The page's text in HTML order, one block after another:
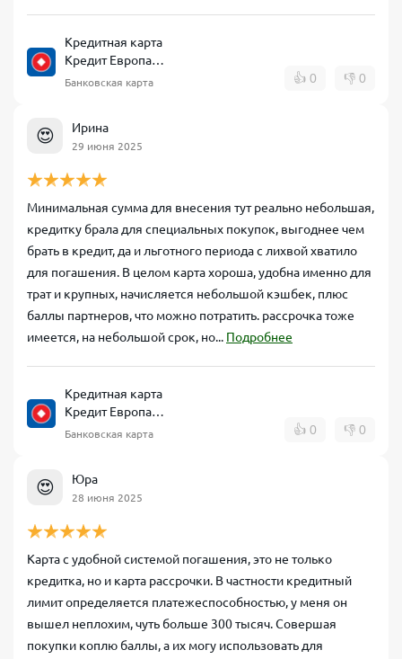
Кредитная карта
Кредит Европа
Банк CARD CREDIT
Банковская карта 👍 0 👎 0
😍 Ирина
29 июня 2025
Минимальная сумма для внесения тут реально небольшая,
кредитку брала для специальных покупок, выгоднее чем
брать в кредит, да и льготного периода с лихвой хватило
для погашения. В целом карта хороша, удобна именно для
трат и крупных, начисляется небольшой кэшбек, плюс
баллы партнеров, что можно потратить. рассрочка тоже
имеется, на небольшой срок, но... Подробнее
Кредитная карта
Кредит Европа
Банк CARD CREDIT
Банковская карта 👍 0 👎 0
😍 Юра
28 июня 2025
Карта с удобной системой погашения, это не только
кредитка, но и карта рассрочки. В частности кредитный
лимит определяется платежеспособностью, у меня он
вышел неплохим, чуть больше 300 тысяч. Совершая
покупки коплю баллы, а их могу использовать для